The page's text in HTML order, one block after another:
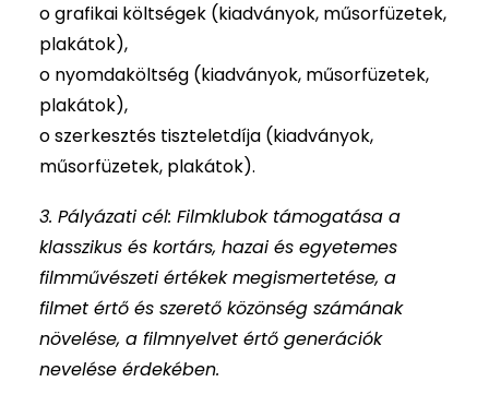
o grafikai költségek (kiadványok, műsorfüzetek,
plakátok),
o nyomdaköltség (kiadványok, műsorfüzetek,
plakátok),
o szerkesztés tiszteletdíja (kiadványok,
műsorfüzetek, plakátok).
3. Pályázati cél: Filmklubok támogatása a
klasszikus és kortárs, hazai és egyetemes
filmművészeti értékek megismertetése, a
filmet értő és szerető közönség számának
növelése, a filmnyelvet értő generációk
nevelése érdekében.